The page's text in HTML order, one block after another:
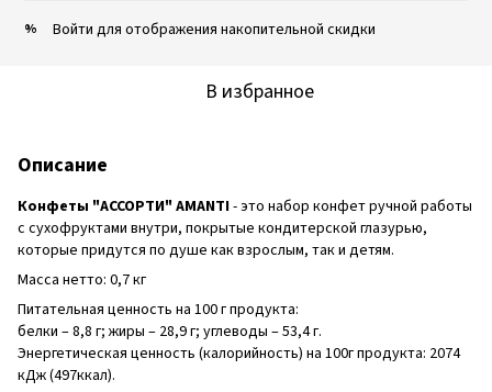
% Войти для отображения накопительной скидки
В избранное
Описание
Конфеты "АССОРТИ" AMANTI- это набор конфет ручной работы
с сухофруктами внутри, покрытые кондитерской глазурью,
которые придутся по душе как взрослым, так и детям.
Масса нетто: 0,7 кг
Питательная ценность на 100 г продукта:
белки – 8,8 г; жиры – 28,9 г; углеводы – 53,4 г.
Энергетическая ценность (калорийность) на 100г продукта: 2074
кДж (497ккал).